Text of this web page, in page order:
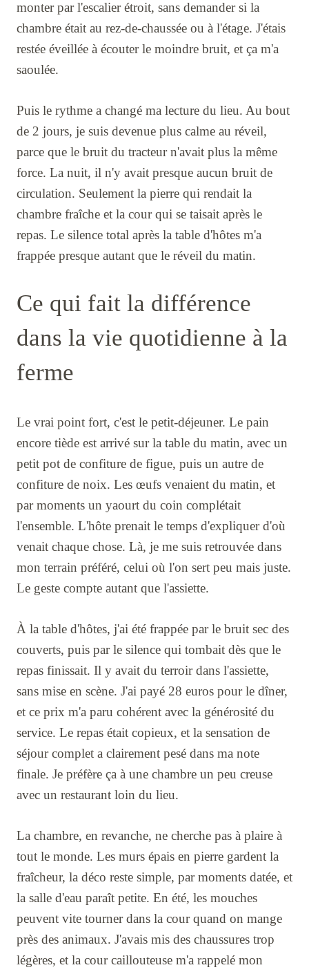
monter par l'escalier étroit, sans demander si la
chambre était au rez-de-chaussée ou à l'étage. J'étais
restée éveillée à écouter le moindre bruit, et ça m'a
saoulée.
Puis le rythme a changé ma lecture du lieu. Au bout
de 2 jours, je suis devenue plus calme au réveil,
parce que le bruit du tracteur n'avait plus la même
force. La nuit, il n'y avait presque aucun bruit de
circulation. Seulement la pierre qui rendait la
chambre fraîche et la cour qui se taisait après le
repas. Le silence total après la table d'hôtes m'a
frappée presque autant que le réveil du matin.
Ce qui fait la différence
dans la vie quotidienne à la
ferme
Le vrai point fort, c'est le petit-déjeuner. Le pain
encore tiède est arrivé sur la table du matin, avec un
petit pot de confiture de figue, puis un autre de
confiture de noix. Les œufs venaient du matin, et
par moments un yaourt du coin complétait
l'ensemble. L'hôte prenait le temps d'expliquer d'où
venait chaque chose. Là, je me suis retrouvée dans
mon terrain préféré, celui où l'on sert peu mais juste.
Le geste compte autant que l'assiette.
À la table d'hôtes, j'ai été frappée par le bruit sec des
couverts, puis par le silence qui tombait dès que le
repas finissait. Il y avait du terroir dans l'assiette,
sans mise en scène. J'ai payé 28 euros pour le dîner,
et ce prix m'a paru cohérent avec la générosité du
service. Le repas était copieux, et la sensation de
séjour complet a clairement pesé dans ma note
finale. Je préfère ça à une chambre un peu creuse
avec un restaurant loin du lieu.
La chambre, en revanche, ne cherche pas à plaire à
tout le monde. Les murs épais en pierre gardent la
fraîcheur, la déco reste simple, par moments datée, et
la salle d'eau paraît petite. En été, les mouches
peuvent vite tourner dans la cour quand on mange
près des animaux. J'avais mis des chaussures trop
légères, et la cour caillouteuse m'a rappelé mon